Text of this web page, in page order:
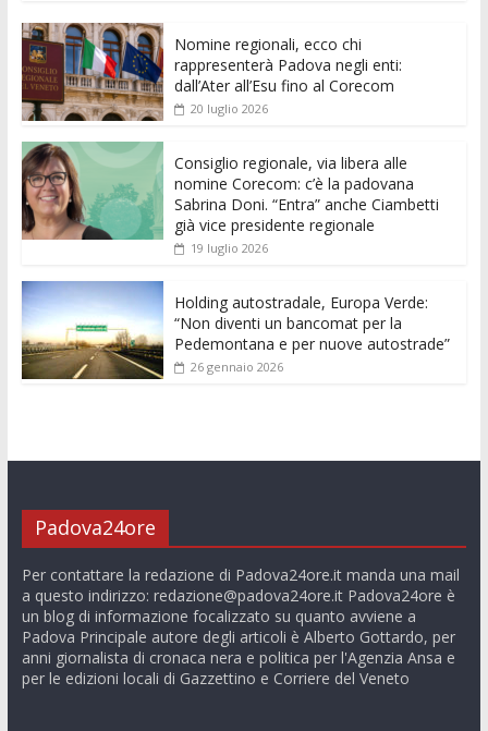
e
b
o
o
k
itt
er l s
A
p
p
ss
e
n
er
di
t
k
e
dI
di
vi
Nomine regionali, ecco chi
rappresenterà Padova negli enti:
dall’Ater all’Esu fino al Corecom
20 luglio 2026
Consiglio regionale, via libera alle
nomine Corecom: c’è la padovana
Sabrina Doni. “Entra” anche Ciambetti
già vice presidente regionale
19 luglio 2026
Holding autostradale, Europa Verde:
“Non diventi un bancomat per la
Pedemontana e per nuove autostrade”
26 gennaio 2026
Padova24ore
Per contattare la redazione di Padova24ore.it manda una mail
a questo indirizzo: redazione@padova24ore.itPadova24ore è
un blog di informazione focalizzato su quanto avviene a
Padova Principale autore degli articoli è Alberto Gottardo, per
anni giornalista di cronaca nera e politica per l'Agenzia Ansa e
per le edizioni locali di Gazzettino e Corriere del Veneto